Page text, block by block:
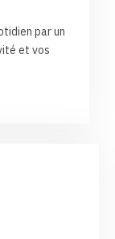
par un
et vos